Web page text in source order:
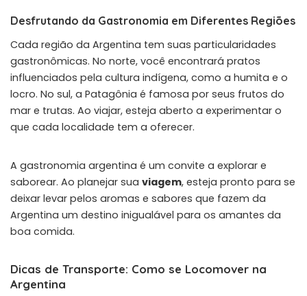
Desfrutando da Gastronomia em Diferentes Regiões
Cada região da Argentina tem suas particularidades
gastronômicas. No norte, você encontrará pratos
influenciados pela cultura indígena, como a humita e o
locro. No sul, a Patagônia é famosa por seus frutos do
mar e trutas. Ao viajar, esteja aberto a experimentar o
que cada localidade tem a oferecer.
A gastronomia argentina é um convite a explorar e
saborear. Ao planejar sua viagem, esteja pronto para se
deixar levar pelos aromas e sabores que fazem da
Argentina um destino inigualável para os amantes da
boa comida.
Dicas de Transporte: Como se Locomover na
Argentina